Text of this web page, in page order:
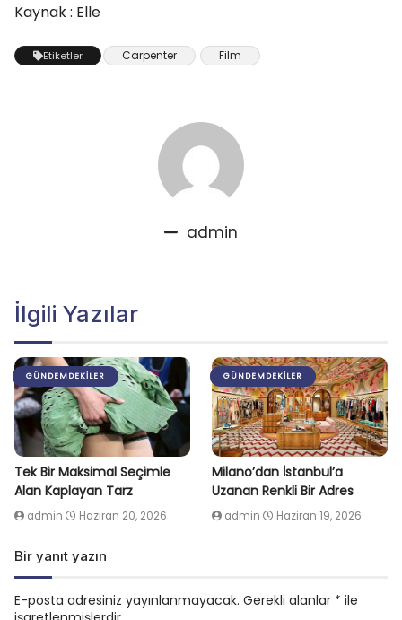
Kaynak : Elle
Etiketler Carpenter Film
admin
İlgili Yazılar
GÜNDEMDEKILER
Tek Bir Maksimal Seçimle
Alan Kaplayan Tarz
admin Haziran 20, 2026
GÜNDEMDEKILER
Milano’dan İstanbul’a
Uzanan Renkli Bir Adres
admin Haziran 19, 2026
Bir yanıt yazın
E-posta adresiniz yayınlanmayacak. Gerekli alanlar * ile